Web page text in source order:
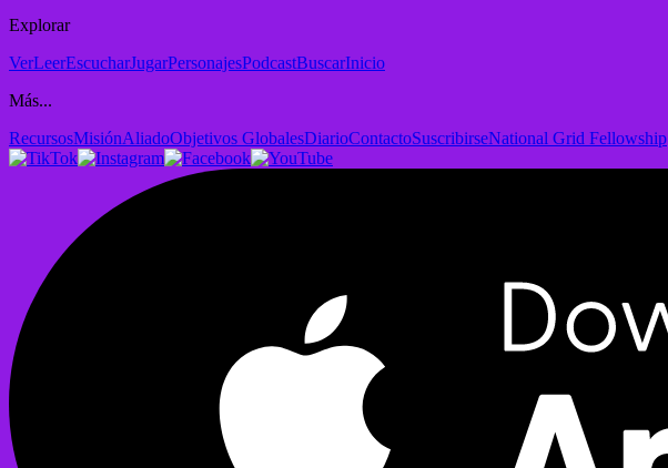
Explorar
VerLeerEscucharJugarPersonajesPodcastBuscarInicio
Más...
RecursosMisiónAliadoObjetivos GlobalesDiarioContactoSuscribirseNational Grid Fellowship